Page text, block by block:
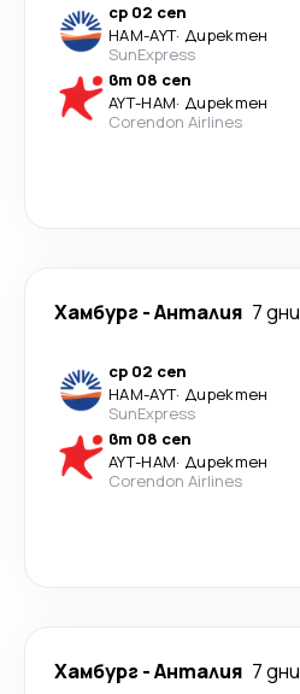
ср 02 сеп
HAM-AYT· Директен
SunExpress
вт 08 сеп
AYT-HAM· Директен
Corendon Airlines
Хамбург-Анталия 7 дни
ср 02 сеп
HAM-AYT· Директен
SunExpress
вт 08 сеп
AYT-HAM· Директен
Corendon Airlines
Хамбург-Анталия 7 дни